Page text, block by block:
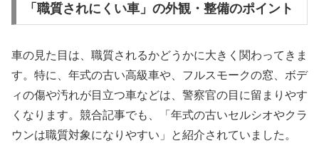
「職質されにくい車」の外観・整備のポイント
車の見た目は、職質されるかどうかに大きく関わってきま
す。特に、年式の古い高級車や、フルスモークの窓、ボデ
ィの傷や汚れが目立つ車などは、警察官の目に留まりやす
くなります。競合記事でも、「年式の古いセルシオやクラ
ウンは職質対象になりやすい」と紹介されていました。